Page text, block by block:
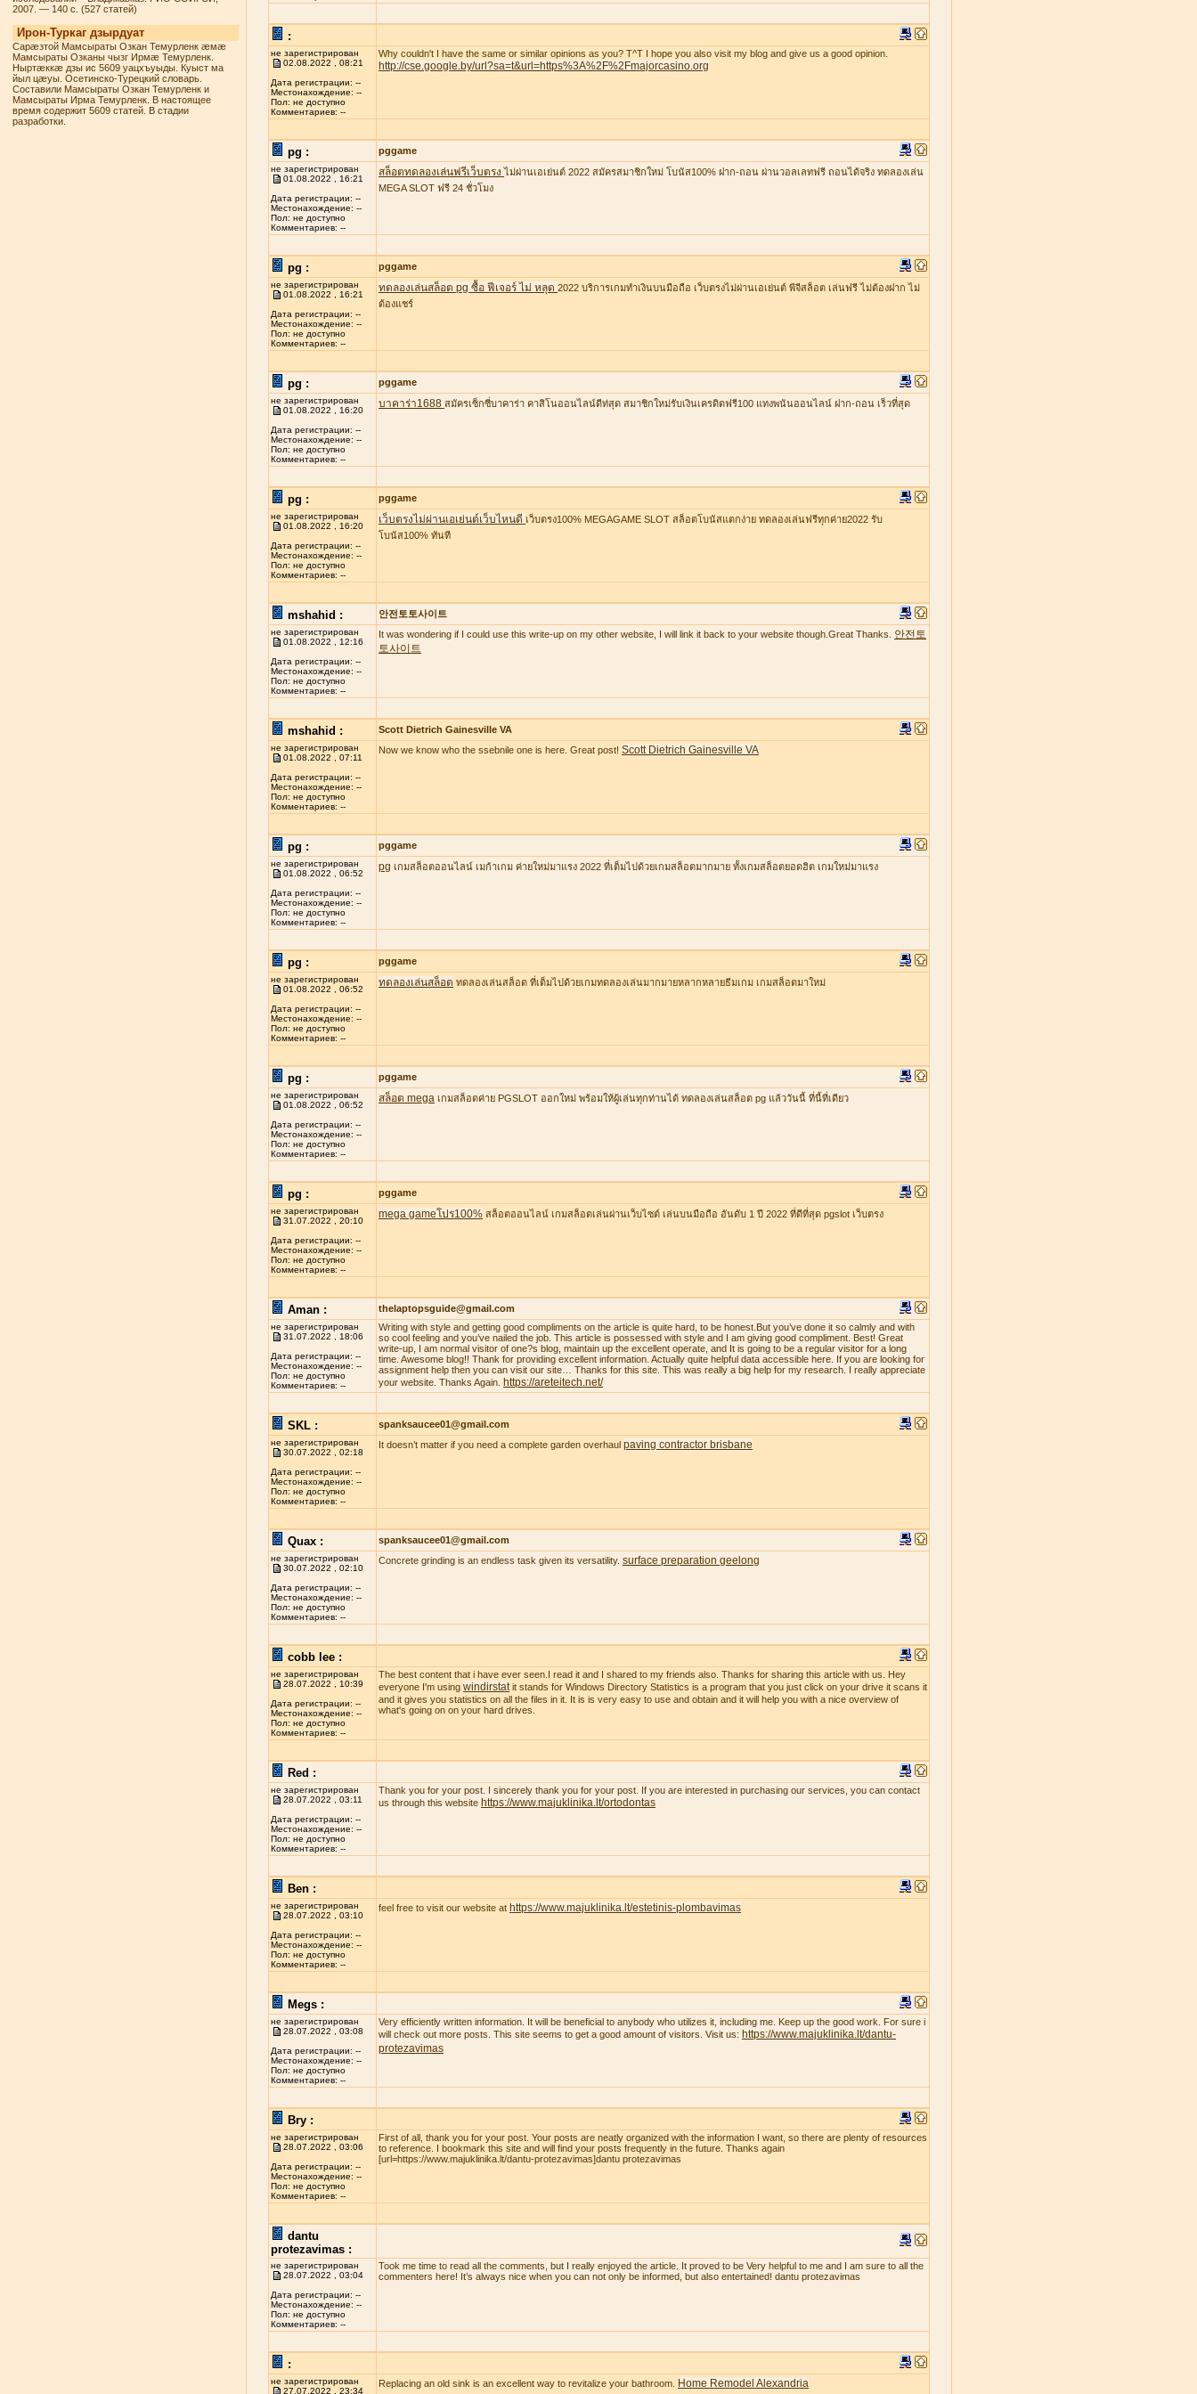
2007. — 140 с. (527 статей)
Ирон-Туркаг дзырдуат
Сарæзтой Мамсыраты Озкан Темурленк æмæ
Мамсыраты Озканы чызг Ирмæ Темурленк.
Ныртæккæ дзы ис 5609 уацхъуыды. Куыст ма
йыл цæуы. Осетинско-Турецкий словарь.
Составили Мамсыраты Озкан Темурленк и
Мамсыраты Ирма Темурленк. В настоящее
время содержит 5609 статей. В стадии
разработки.
:
не зарегистрирован
02.08.2022 , 08:21
Дата регистрации: --
Местонахождение: --
Пол: не доступно
Комментариев: --
Why couldn't I have the same or similar opinions as you? T^T I hope you also visit my blog and give us a good opinion.
http://cse.google.by/url?sa=t&url=https%3A%2F%2Fmajorcasino.org
pg : pggame
не зарегистрирован
01.08.2022 , 16:21
Дата регистрации: --
Местонахождение: --
Пол: не доступно
Комментариев: --
สล็อตทดลองเล่นฟรีเว็บตรงไม่ผ่านเอเย่นต์ 2022 สมัครสมาชิกใหม่ โบนัส100% ฝาก-ถอน ผ่านวอลเลทฟรี ถอนได้จริง ทดลองเล่น
MEGA SLOT ฟรี 24 ชั่วโมง
pg : pggame
не зарегистрирован
01.08.2022 , 16:21
Дата регистрации: --
Местонахождение: --
Пол: не доступно
Комментариев: --
ทดลองเล่นสล็อต pg ซื้อ ฟีเจอร์ ไม่ หลุด 2022 บริการเกมทำเงินบนมือถือ เว็บตรงไม่ผ่านเอเย่นต์ พีจีสล็อต เล่นฟรี ไม่ต้องฝาก ไม่
ต้องแชร์
pg : pggame
не зарегистрирован
01.08.2022 , 16:20
Дата регистрации: --
Местонахождение: --
Пол: не доступно
Комментариев: --
บาคาร่า1688 สมัครเซ็กซี่บาคาร่า คาสิโนออนไลน์ดีท่สุด สมาชิกใหม่รับเงินเครดิตฟรี100 แทงพนันออนไลน์ ฝาก-ถอน เร็วที่สุด
pg : pggame
не зарегистрирован
01.08.2022 , 16:20
Дата регистрации: --
Местонахождение: --
Пол: не доступно
Комментариев: --
เว็บตรงไม่ผ่านเอเย่นต์เว็บไหนดี เว็บตรง100% MEGAGAME SLOT สล็อตโบนัสแตกง่าย ทดลองเล่นฟรีทุกค่าย2022 รับ
โบนัส100% ทันที
mshahid : 안전토토사이트
не зарегистрирован
01.08.2022 , 12:16
Дата регистрации: --
Местонахождение: --
Пол: не доступно
Комментариев: --
It was wondering if I could use this write-up on my other website, I will link it back to your website though.Great Thanks. 안전토
토사이트
mshahid : Scott Dietrich Gainesville VA
не зарегистрирован
01.08.2022 , 07:11
Дата регистрации: --
Местонахождение: --
Пол: не доступно
Комментариев: --
Now we know who the ssebnile one is here. Great post! Scott Dietrich Gainesville VA
pg : pggame
не зарегистрирован
01.08.2022 , 06:52
Дата регистрации: --
Местонахождение: --
Пол: не доступно
Комментариев: --
pg เกมสล็อตออนไลน์ เมก้าเกม ค่ายใหม่มาแรง 2022 ที่เต็มไปด้วยเกมสล็อตมากมาย ทั้งเกมสล็อตยอดฮิต เกมใหม่มาแรง
pg : pggame
не зарегистрирован
01.08.2022 , 06:52
Дата регистрации: --
Местонахождение: --
Пол: не доступно
Комментариев: --
ทดลองเล่นสล็อต ทดลองเล่นสล็อต ที่เต็มไปด้วยเกมทดลองเล่นมากมายหลากหลายธีมเกม เกมสล็อตมาใหม่
pg : pggame
не зарегистрирован
01.08.2022 , 06:52
Дата регистрации: --
Местонахождение: --
Пол: не доступно
Комментариев: --
สล็อต mega เกมสล็อตค่าย PGSLOT ออกใหม่ พร้อมให้ผู้เล่นทุกท่านได้ ทดลองเล่นสล็อต pg แล้ววันนี้ ที่นี้ที่เดียว
pg : pggame
не зарегистрирован
31.07.2022 , 20:10
Дата регистрации: --
Местонахождение: --
Пол: не доступно
Комментариев: --
mega gameโปร100% สล็อตออนไลน์ เกมสล็อตเล่นผ่านเว็บไซต์ เล่นบนมือถือ อันดับ 1 ปี 2022 ที่ดีที่สุด pgslot เว็บตรง
Aman : thelaptopsguide@gmail.com
не зарегистрирован
31.07.2022 , 18:06
Дата регистрации: --
Местонахождение: --
Пол: не доступно
Комментариев: --
Writing with style and getting good compliments on the article is quite hard, to be honest.But you’ve done it so calmly and with
so cool feeling and you’ve nailed the job. This article is possessed with style and I am giving good compliment. Best! Great
write-up, I am normal visitor of one?s blog, maintain up the excellent operate, and It is going to be a regular visitor for a long
time. Awesome blog!! Thank for providing excellent information. Actually quite helpful data accessible here. If you are looking for
assignment help then you can visit our site… Thanks for this site. This was really a big help for my research. I really appreciate
your website. Thanks Again.
https://areteitech.net/
SKL : spanksaucee01@gmail.com
не зарегистрирован
30.07.2022 , 02:18
Дата регистрации: --
Местонахождение: --
Пол: не доступно
Комментариев: --
It doesn’t matter if you need a complete garden overhaul paving contractor brisbane
Quax : spanksaucee01@gmail.com
не зарегистрирован
30.07.2022 , 02:10
Дата регистрации: --
Местонахождение: --
Пол: не доступно
Комментариев: --
Concrete grinding is an endless task given its versatility. surface preparation geelong
cobb lee :
не зарегистрирован
28.07.2022 , 10:39
Дата регистрации: --
Местонахождение: --
Пол: не доступно
Комментариев: --
The best content that i have ever seen.I read it and I shared to my friends also. Thanks for sharing this article with us. Hey
everyone I'm using windirstat it stands for Windows Directory Statistics is a program that you just click on your drive it scans it
and it gives you statistics on all the files in it. It is is very easy to use and obtain and it will help you with a nice overview of
what's going on on your hard drives.
Red :
не зарегистрирован
28.07.2022 , 03:11
Дата регистрации: --
Местонахождение: --
Пол: не доступно
Комментариев: --
Thank you for your post. I sincerely thank you for your post. If you are interested in purchasing our services, you can contact
us through this website https://www.majuklinika.lt/ortodontas
Ben :
не зарегистрирован
28.07.2022 , 03:10
Дата регистрации: --
Местонахождение: --
Пол: не доступно
Комментариев: --
feel free to visit our website at https://www.majuklinika.lt/estetinis-plombavimas
Megs :
не зарегистрирован
28.07.2022 , 03:08
Дата регистрации: --
Местонахождение: --
Пол: не доступно
Комментариев: --
Very efficiently written information. It will be beneficial to anybody who utilizes it, including me. Keep up the good work. For sure i
will check out more posts. This site seems to get a good amount of visitors. Visit us: https://www.majuklinika.lt/dantu-
protezavimas
Bry :
не зарегистрирован
28.07.2022 , 03:06
Дата регистрации: --
Местонахождение: --
Пол: не доступно
Комментариев: --
First of all, thank you for your post. Your posts are neatly organized with the information I want, so there are plenty of resources
to reference. I bookmark this site and will find your posts frequently in the future. Thanks again
[url=https://www.majuklinika.lt/dantu-protezavimas]dantu protezavimas
dantu
protezavimas :
не зарегистрирован
28.07.2022 , 03:04
Дата регистрации: --
Местонахождение: --
Пол: не доступно
Комментариев: --
Took me time to read all the comments, but I really enjoyed the article. It proved to be Very helpful to me and I am sure to all the
commenters here! It’s always nice when you can not only be informed, but also entertained! dantu protezavimas
:
не зарегистрирован
27.07.2022 , 23:34
Replacing an old sink is an excellent way to revitalize your bathroom. Home Remodel Alexandria